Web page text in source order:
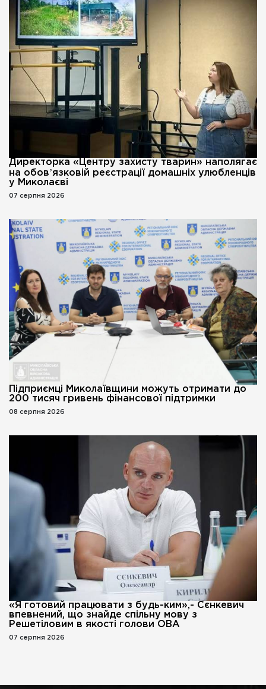
Директорка «Центру захисту тварин» наполягає
на обовʼязковій реєстрації домашніх улюбленців
у Миколаєві
07 серпня 2026
Підприємці Миколаївщини можуть отримати до
200 тисяч гривень фінансової підтримки
08 серпня 2026
«Я готовий працювати з будь-ким»,- Сєнкевич
впевнений, що знайде спільну мову з
Решетіловим в якості голови ОВА
07 серпня 2026